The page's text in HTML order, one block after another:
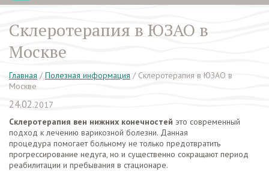
Склеротерапия в ЮЗАО в
Москве
Главная / Полезная информация / Склеротерапия в ЮЗАО в
Москве
24.02.2017
Склеротерапия вен нижних конечностей это современный
подход к лечению варикозной болезни. Данная
процедура помогает больному не только предотвратить
прогрессирование недуга, но и существенно сокращают период
реабилитации и пребывания в стационаре.